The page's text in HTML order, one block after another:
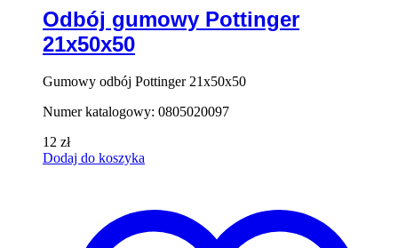
Odbój gumowy Pottinger
21x50x50
Gumowy odbój Pottinger 21x50x50
Numer katalogowy: 0805020097
12 zł
Dodaj do koszyka